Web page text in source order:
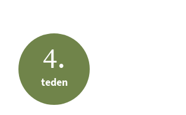
uma ter telesa. Na
vaj in tehnik, ki so
morda še najbolj dodana
4.
teden